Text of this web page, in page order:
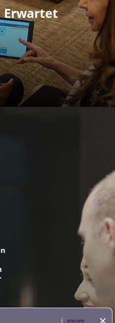
Erwartet